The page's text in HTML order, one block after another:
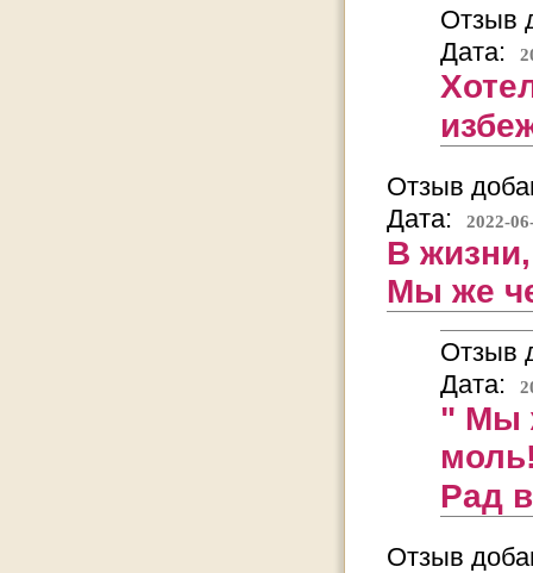
Отзыв
Дата:
Отзыв
Дата:
2022-
В
Мы же
Отзыв
Дата:
" Мы
Рад
Отзыв